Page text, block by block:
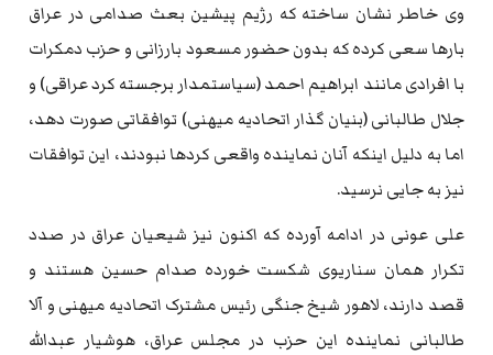
وی خاطر نشان ساخته که رژیم پیشین بعث صدامی در عراق
بارها سعی کرده که بدون حضور مسعود بارزانی و حزب دمکرات
با افرادی مانند ابراهیم احمد (سیاستمدار برجسته کرد عراقی) و
جلال طالبانی (بنیان گذار اتحادیه میهنی) توافقاتی صورت دهد،
اما به دلیل اینکه آنان نماینده واقعی کردها نبودند، این توافقات
نیز به جایی نرسید.
علی عونی در ادامه آورده که اکنون نیز شیعیان عراق در صدد
تکرار همان سناریوی شکست خورده صدام حسین هستند و
قصد دارند، لاهور شیخ جنگی رئیس مشترک اتحادیه میهنی و آلا
طالبانی نماینده این حزب در مجلس عراق، هوشیار عبدالله